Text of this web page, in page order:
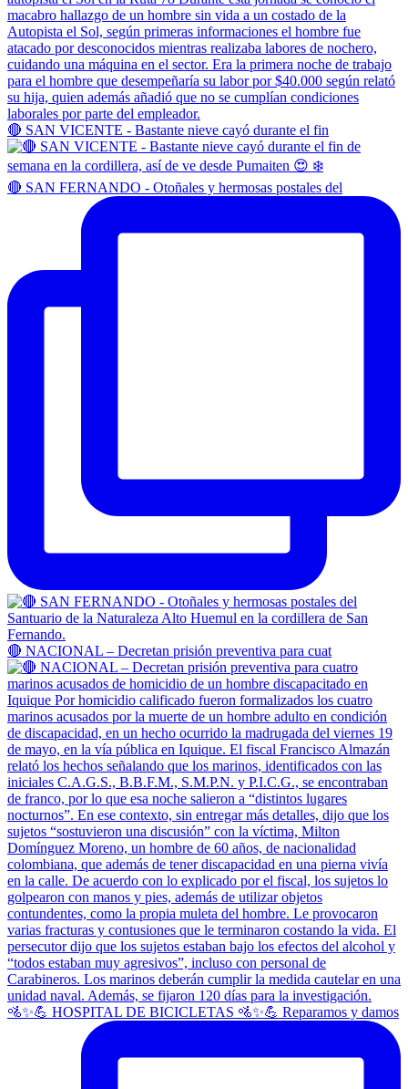
🔴 SAN VICENTE - Bastante nieve cayó durante el fin
🔴 SAN FERNANDO - Otoñales y hermosas postales del
🔴 NACIONAL – Decretan prisión preventiva para cuat
🚵✨💪 HOSPITAL DE BICICLETAS 🚵✨💪 Reparamos y damos